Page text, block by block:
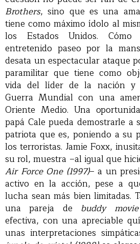
Brothers, sino que es una
tiene como máximo ídolo al
los Estados Unidos.
entretenido paseo por la
desata un espectacular ataque
paramilitar que tiene como
vida del líder de la nación y
Guerra Mundial con una
Oriente Medio. Una
papá Cale pueda demostrarle
patriota que es, poniendo a su
los terroristas. Jamie Foxx,
su rol, muestra –al igual que
Air Force One (1997)– a un
activo en la acción, pese a
lucha sean más bien limitadas.
una pareja de buddy
efectiva, con una apreciable
unas interpretaciones